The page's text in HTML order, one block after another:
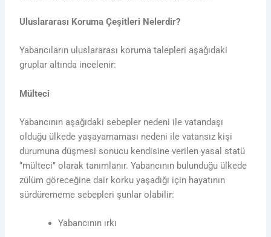
Uluslararası Koruma Çeşitleri Nelerdir?
Yabancıların uluslararası koruma talepleri aşağıdaki
gruplar altında incelenir:
Mülteci
Yabancının aşağıdaki sebepler nedeni ile vatandaşı
olduğu ülkede yaşayamaması nedeni ile vatansız kişi
durumuna düşmesi sonucu kendisine verilen yasal statü
‘’mülteci’’ olarak tanımlanır. Yabancının bulunduğu ülkede
zülüm göreceğine dair korku yaşadığı için hayatının
sürdürememe sebepleri şunlar olabilir:
Yabancının ırkı